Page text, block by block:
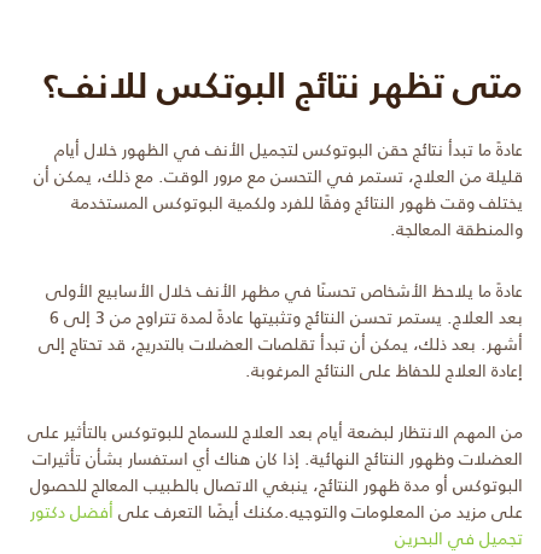
متى تظهر نتائج البوتكس للانف؟
عادةً ما تبدأ نتائج حقن البوتوكس لتجميل الأنف في الظهور خلال أيام
قليلة من العلاج، تستمر في التحسن مع مرور الوقت. مع ذلك، يمكن أن
يختلف وقت ظهور النتائج وفقًا للفرد ولكمية البوتوكس المستخدمة
والمنطقة المعالجة.
عادةً ما يلاحظ الأشخاص تحسنًا في مظهر الأنف خلال الأسابيع الأولى
بعد العلاج. يستمر تحسن النتائج وتثبيتها عادةً لمدة تتراوح من 3 إلى 6
أشهر. بعد ذلك، يمكن أن تبدأ تقلصات العضلات بالتدريج، قد تحتاج إلى
إعادة العلاج للحفاظ على النتائج المرغوبة.
من المهم الانتظار لبضعة أيام بعد العلاج للسماح للبوتوكس بالتأثير على
العضلات وظهور النتائج النهائية. إذا كان هناك أي استفسار بشأن تأثيرات
البوتوكس أو مدة ظهور النتائج، ينبغي الاتصال بالطبيب المعالج للحصول
على مزيد من المعلومات والتوجيه.مكنك أيضًا التعرف على أفضل دكتور
تجميل في البحرين